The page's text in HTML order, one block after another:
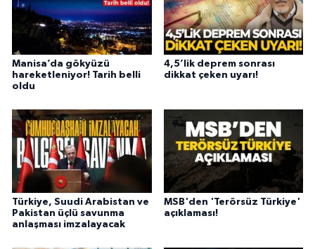
Manisa’da gökyüzü
hareketleniyor! Tarih belli
oldu
4,5’lik deprem sonrası
dikkat çeken uyarı!
Türkiye, Suudi Arabistan ve
Pakistan üçlü savunma
anlaşması imzalayacak
MSB'den 'Terörsüz Türkiye'
açıklaması!